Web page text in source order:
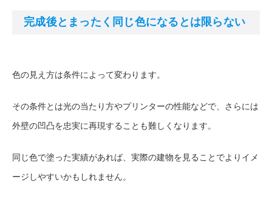
完成後とまったく同じ色になるとは限らない
色の見え方は条件によって変わります。
その条件とは光の当たり方やプリンターの性能などで、さらには
外壁の凹凸を忠実に再現することも難しくなります。
同じ色で塗った実績があれば、実際の建物を見ることでよりイメ
ージしやすいかもしれません。